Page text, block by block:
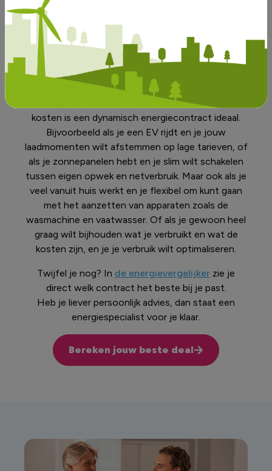
Past dynamische energie bij
mij?
Als je actief wilt sturen op je energieverbruik en
kosten is een dynamisch energiecontract ideaal.
Bijvoorbeeld als je een EV rijdt en je jouw
laadmomenten wilt afstemmen op lage tarieven, of
als je zonnepanelen hebt en je slim wilt schakelen
tussen eigen opwek en netverbruik. Maar ook als je
veel vanuit huis werkt en je flexibel om kunt gaan
met het aanzetten van apparaten zoals de
wasmachine en vaatwasser. Of als je gewoon heel
graag wilt bijhouden wat je verbruikt en wat de
kosten zijn, en je je verbruik wilt optimaliseren.
Twijfel je nog? In de energievergelijker zie je
direct welk contract het beste bij je past.
Heb je liever persoonlijk advies, dan staat een
energiespecialist voor je klaar.
Bereken jouw beste deal